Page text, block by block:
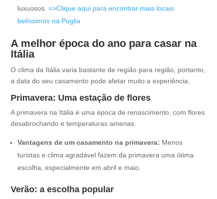
luxuosos.=>Clique aqui para encontrar mais locais
belíssimos na Puglia
A melhor época do ano para casar na
Itália
O clima da Itália varia bastante de região para região, portanto,
a data do seu casamento pode afetar muito a experiência.
Primavera: Uma estação de flores
A primavera na Itália é uma época de renascimento, com flores
desabrochando e temperaturas amenas.
Vantagens de um casamento na primavera: Menos
turistas e clima agradável fazem da primavera uma ótima
escolha, especialmente em abril e maio.
Verão: a escolha popular